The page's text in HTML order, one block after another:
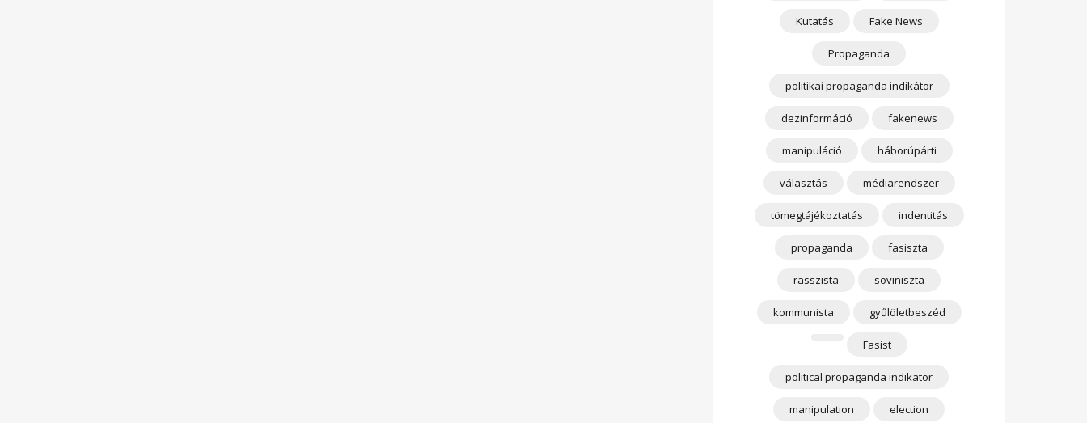
Kutatás Fake News
Propaganda
politikai propaganda indikátor
dezinformáció fakenews
manipuláció háborúpárti
választás médiarendszer
tömegtájékoztatás indentitás
propaganda fasiszta
rasszista soviniszta
kommunista gyűlöletbeszéd
Fasist
political propaganda indikator
manipulation election